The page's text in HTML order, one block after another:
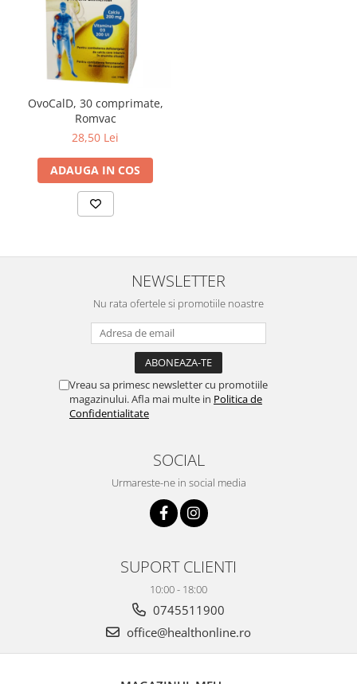
OvoCalD, 30 comprimate,
Romvac
28,50 Lei
ADAUGA IN COS
NEWSLETTER
Nu rata ofertele si promotiile noastre
Vreau sa primesc newsletter cu promotiile
magazinului. Afla mai multe in Politica de
Confidentialitate
SOCIAL
Urmareste-ne in social media
SUPORT CLIENTI
10:00 - 18:00
0745511900
office@healthonline.ro